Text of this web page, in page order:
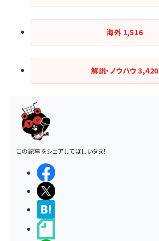
海外 1,516
解説・ノウハウ3,420
この記事をシェアしてほしいタヌ！